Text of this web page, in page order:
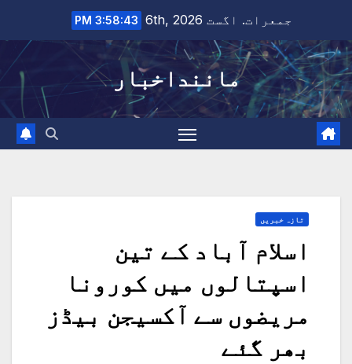
content
جمعرات. اگست 6th, 2026 3:58:43 PM
ماننداخبار
تازہ خبریں
اسلام آباد کے تین
اسپتالوں میں کورونا
مریضوں سے آکسیجن بیڈز
بھر گئے